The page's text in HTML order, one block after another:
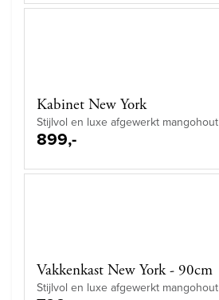
Kabinet New York
Stijlvol en luxe afgewerkt mangohout
899,-
Vakkenkast New York - 90cm
Stijlvol en luxe afgewerkt mangohout